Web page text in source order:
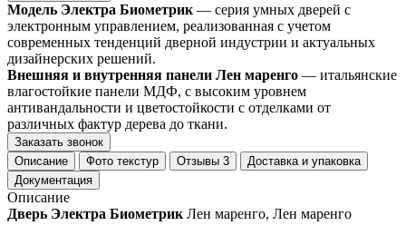
Модель Электра Биометрик — серия умных дверей с
электронным управлением, реализованная с учетом
современных тенденций дверной индустрии и актуальных
дизайнерских решений.
Внешняя и внутренняя панели Лен маренго — итальянские
влагостойкие панели МДФ, с высоким уровнем
антивандальности и цветостойкости с отделками от
различных фактур дерева до ткани.
Заказать звонок
Описание
Фото текстур Отзывы 3
Доставка и упаковка
Документация
Описание
Дверь Электра Биометрик Лен маренго, Лен маренго